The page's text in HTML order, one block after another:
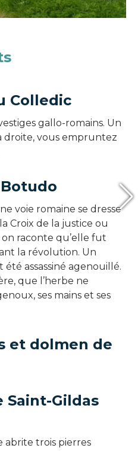
Colledic
gallo-romains. Un
droite, vous empruntez
voie romaine se dresse
Croix de la justice ou
raconte qu’elle fut
la révolution. Un
assassiné agenouillé.
que l’herbe ne
ses mains et ses
et dolmen de
Saint-Gildas
abrite trois pierres